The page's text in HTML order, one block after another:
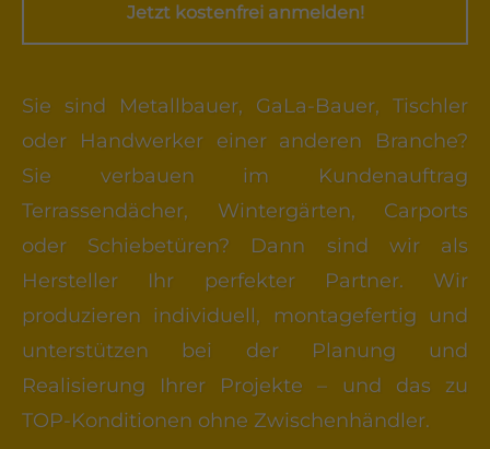
Jetzt kostenfrei anmelden!
Sie sind Metallbauer, GaLa-Bauer, Tischler
oder Handwerker einer anderen Branche?
Sie verbauen im Kundenauftrag
Terrassendächer, Wintergärten, Carports
oder Schiebetüren? Dann sind wir als
Hersteller Ihr perfekter Partner. Wir
produzieren individuell, montagefertig und
unterstützen bei der Planung und
Realisierung Ihrer Projekte – und das zu
TOP-Konditionen ohne Zwischenhändler.